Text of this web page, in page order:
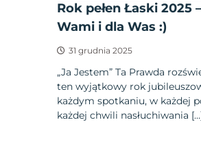
Rok pełen Łaski 2025
Wami i dla Was :)
31 grudnia 2025
„Ja Jestem” Ta Prawda
ten wyjątkowy rok
każdym spotkaniu, w każdej
każdej chwili nasłuchiwania